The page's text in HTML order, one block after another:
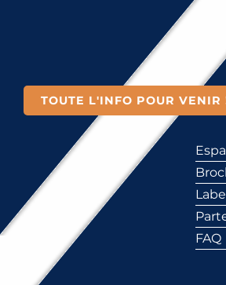
TOUTE L'INFO POUR VENIR
FAQ